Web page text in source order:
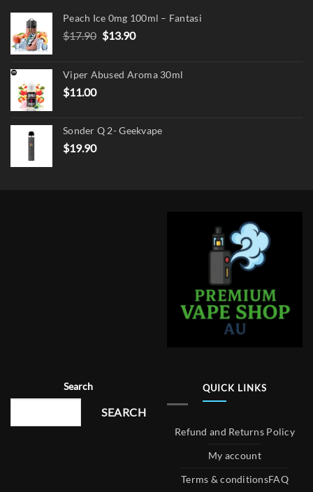
Peach Ice 0mg 100ml – Fantasi
$17.90 Original
$17.90.
$13.90Current
$13.90.
Viper Abused Aroma 30ml
$11.00
Sonder Q 2- Geekvape
$19.90
Search
SEARCH
QUICK LINKS
Refund and Returns Policy
My account
Terms & conditionsFAQ